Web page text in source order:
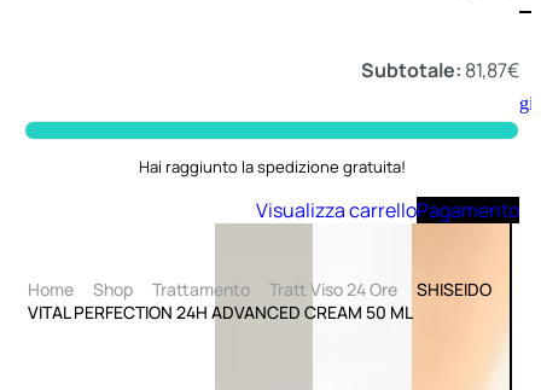
Aggiungi
al
Subtotale: 81,87€
Hai raggiunto la spedizione gratuita!
Visualizza carrelloPagamento
Home Shop Trattamento Tratt Viso 24 Ore
SHISEIDO
VITAL PERFECTION 24H ADVANCED CREAM 50 ML